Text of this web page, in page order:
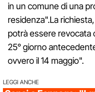
in un comune di una
residenza".La
potrà essere revocata
25° giorno
ovvero il 14 maggio".
LEGGI ANCHE